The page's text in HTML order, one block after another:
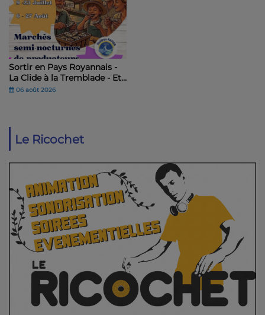
Sortir en Pays Royannais -
La Clide à la Tremblade - Et
si le jeudi, on se "marais"
06 août 2026
Le Ricochet